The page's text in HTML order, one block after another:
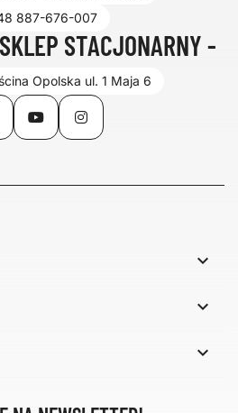
887-676-007
STACJONARNY -
Opolska ul. 1 Maja 6
FacebookYouTubeInstagram


